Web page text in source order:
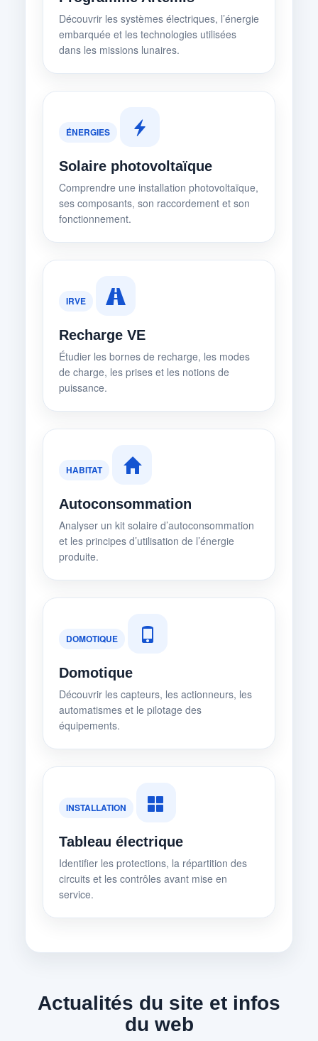
Découvrir les systèmes électriques, l’énergie
embarquée et les technologies utilisées
dans les missions lunaires.
ÉNERGIES
Solaire photovoltaïque
Comprendre une installation photovoltaïque,
ses composants, son raccordement et son
fonctionnement.
IRVE
Recharge VE
Étudier les bornes de recharge, les modes
de charge, les prises et les notions de
puissance.
HABITAT
Autoconsommation
Analyser un kit solaire d’autoconsommation
et les principes d’utilisation de l’énergie
produite.
DOMOTIQUE
Domotique
Découvrir les capteurs, les actionneurs, les
automatismes et le pilotage des
équipements.
INSTALLATION
Tableau électrique
Identifier les protections, la répartition des
circuits et les contrôles avant mise en
service.
Actualités du site et infos
du web